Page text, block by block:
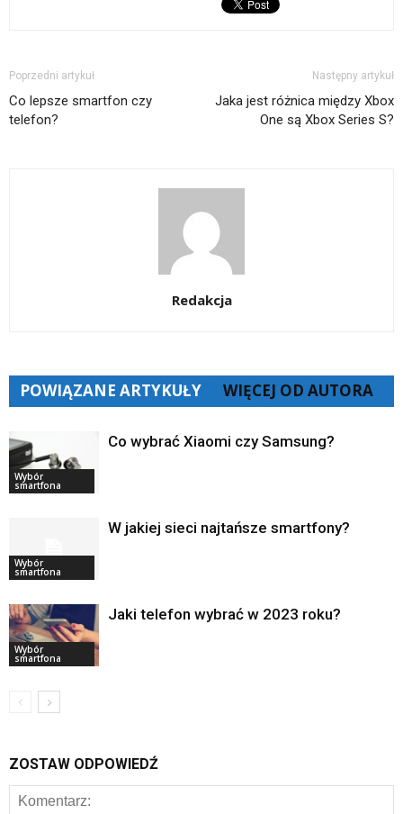
Poprzedni artykuł
Co lepsze smartfon czy
telefon?
Następny artykuł
Jaka jest różnica między Xbox
One są Xbox Series S?
Redakcja
POWIĄZANE ARTYKUŁY WIĘCEJ OD AUTORA
Wybór
smartfona
Co wybrać Xiaomi czy Samsung?
Wybór
smartfona
W jakiej sieci najtańsze smartfony?
Wybór
smartfona
Jaki telefon wybrać w 2023 roku?
ZOSTAW ODPOWIEDŹ